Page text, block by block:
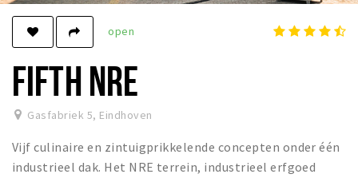
Te koop en te huur
Winkels
Aanbiedingen
Ook reclame maken?
Over Eindhovens Rondje
open
FIFTH NRE
Gasfabriek 5, Eindhoven
Vijf culinaire en zintuigprikkelende concepten onder één
industrieel dak. Het NRE terrein, industrieel erfgoed